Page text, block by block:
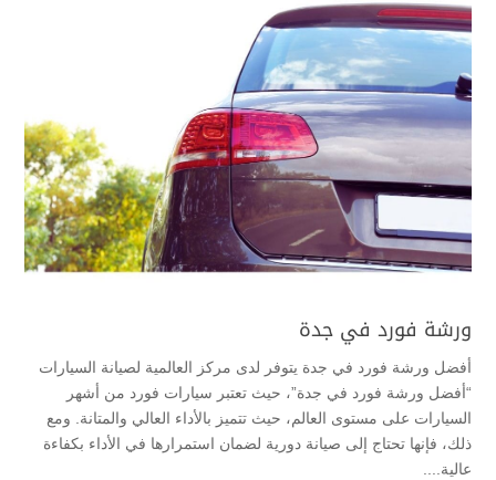
ورشة فورد في جدة
أفضل ورشة فورد في جدة يتوفر لدى مركز العالمية لصيانة السيارات
“أفضل ورشة فورد في جدة”، حيث تعتبر سيارات فورد من أشهر
السيارات على مستوى العالم، حيث تتميز بالأداء العالي والمتانة. ومع
ذلك، فإنها تحتاج إلى صيانة دورية لضمان استمرارها في الأداء بكفاءة
عالية....